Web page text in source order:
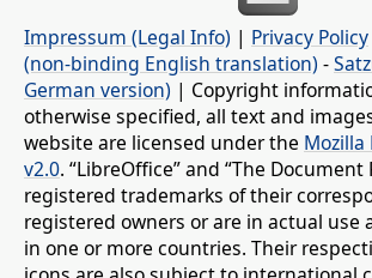
Impressum (Legal Info) | Privacy Policy
(non-binding English translation) -
German version) | Copyright
otherwise specified, all text and
website are licensed under the Mozilla
v2.0. “LibreOffice” and “The
registered trademarks of their
registered owners or are in actual use
in one or more countries. Their